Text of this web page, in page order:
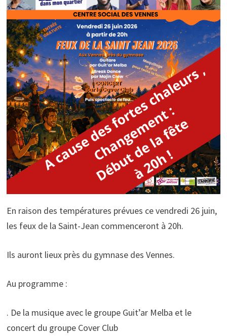
En raison des températures prévues ce vendredi 26 juin,
les feux de la Saint-Jean commenceront à 20h.
Ils auront lieux près du gymnase des Vennes.
Au programme :
. De la musique avec le groupe Guit’ar Melba et le
concert du groupe Cover Club